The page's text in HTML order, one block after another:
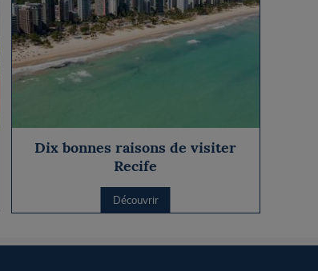
Dix bonnes raisons de visiter
Recife
Découvrir